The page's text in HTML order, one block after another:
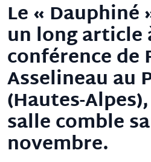
Le « Dauphiné
un long article
conférence de
Asselineau au
(Hautes-
salle comble
novembre.